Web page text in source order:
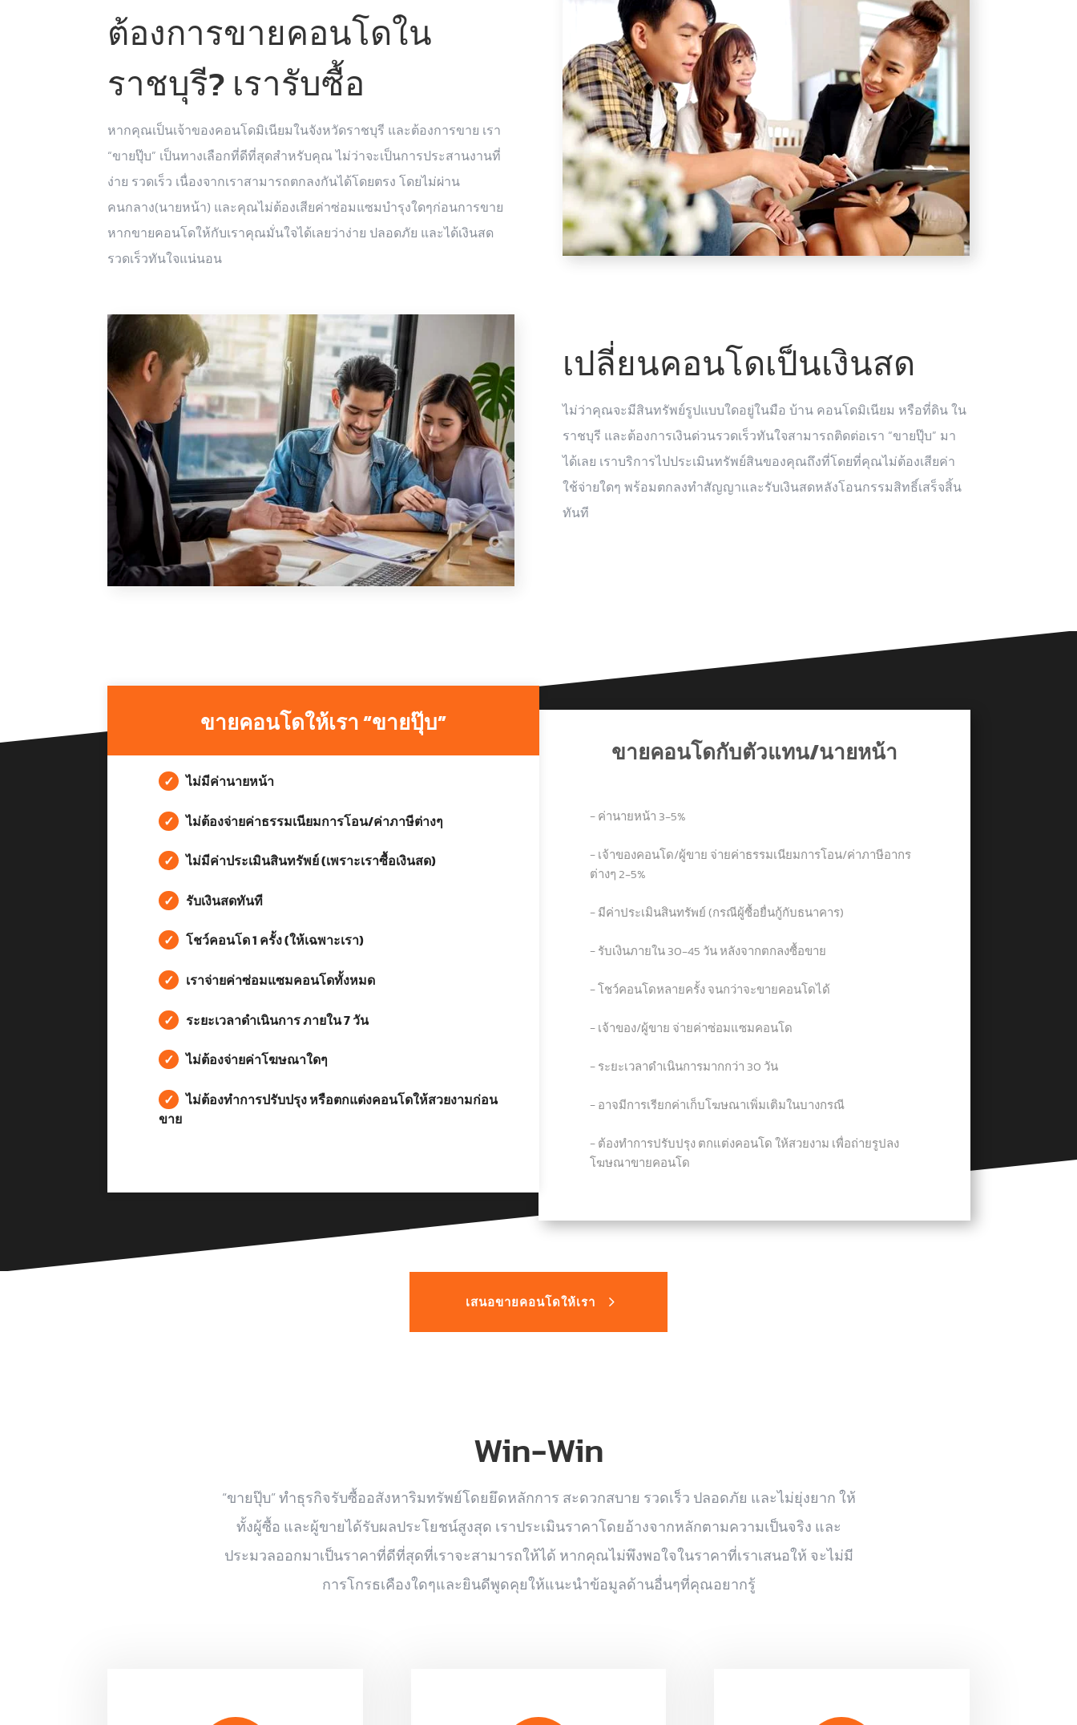
ต้องการขายคอนโดใน
ราชบุรี? เรารับซื้อ
หากคุณเป็นเจ้าของคอนโดมิเนียมในจังหวัดราชบุรี และต้องการขาย เรา
“ขายปุ๊บ” เป็นทางเลือกที่ดีที่สุดสำหรับคุณ ไม่ว่าจะเป็นการประสานงานที่
ง่าย รวดเร็ว เนื่องจากเราสามารถตกลงกันได้โดยตรง โดยไม่ผ่าน
คนกลาง(นายหน้า) และคุณไม่ต้องเสียค่าซ่อมแซมบำรุงใดๆก่อนการขาย
หากขายคอนโดให้กับเราคุณมั่นใจได้เลยว่าง่าย ปลอดภัย และได้เงินสด
รวดเร็วทันใจแน่นอน
เปลี่ยนคอนโดเป็นเงินสด
ไม่ว่าคุณจะมีสินทรัพย์รูปแบบใดอยู่ในมือ บ้าน คอนโดมิเนียม หรือที่ดิน ใน
ราชบุรี และต้องการเงินด่วนรวดเร็วทันใจสามารถติดต่อเรา “ขายปุ๊บ” มา
ได้เลย เราบริการไปประเมินทรัพย์สินของคุณถึงที่โดยที่คุณไม่ต้องเสียค่า
ใช้จ่ายใดๆ พร้อมตกลงทำสัญญาและรับเงินสดหลังโอนกรรมสิทธิ์เสร็จสิ้น
ทันที
ขายคอนโดให้เรา “ขายปุ๊บ”
✓ ไม่มีค่านายหน้า
✓ ไม่ต้องจ่ายค่าธรรมเนียมการโอน/ค่าภาษีต่างๆ
✓ ไม่มีค่าประเมินสินทรัพย์ (เพราะเราซื้อเงินสด)
✓ รับเงินสดทันที
✓ โชว์คอนโด 1 ครั้ง (ให้เฉพาะเรา)
✓ เราจ่ายค่าซ่อมแซมคอนโดทั้งหมด
✓ ระยะเวลาดำเนินการ ภายใน 7 วัน
✓ ไม่ต้องจ่ายค่าโฆษณาใดๆ
✓
ไม่ต้องทำการปรับปรุง หรือตกแต่งคอนโดให้สวยงามก่อน
ขาย
ขายคอนโดกับตัวแทน/นายหน้า
− ค่านายหน้า 3-5%
− เจ้าของคอนโด/ผู้ขาย จ่ายค่าธรรมเนียมการโอน/ค่าภาษีอากร
ต่างๆ 2-5%
− มีค่าประเมินสินทรัพย์ (กรณีผู้ซื้อยื่นกู้กับธนาคาร)
− รับเงินภายใน 30-45 วัน หลังจากตกลงซื้อขาย
− โชว์คอนโดหลายครั้ง จนกว่าจะขายคอนโดได้
− เจ้าของ/ผู้ขาย จ่ายค่าซ่อมแซมคอนโด
− ระยะเวลาดำเนินการมากกว่า 30 วัน
− อาจมีการเรียกค่าเก็บโฆษณาเพิ่มเติมในบางกรณี
− ต้องทำการปรับปรุง ตกแต่งคอนโด ให้สวยงาม เพื่อถ่ายรูปลง
โฆษณาขายคอนโด
เสนอขายคอนโดให้เรา
Win-Win
“ขายปุ๊บ” ทำธุรกิจรับซื้ออสังหาริมทรัพย์โดยยึดหลักการ สะดวกสบาย รวดเร็ว ปลอดภัย และไม่ยุ่งยาก ให้
ทั้งผู้ซื้อ และผู้ขายได้รับผลประโยชน์สูงสุด เราประเมินราคาโดยอ้างจากหลักตามความเป็นจริง และ
ประมวลออกมาเป็นราคาที่ดีที่สุดที่เราจะสามารถให้ได้ หากคุณไม่พึงพอใจในราคาที่เราเสนอให้ จะไม่มี
การโกรธเคืองใดๆและยินดีพูดคุยให้แนะนำข้อมูลด้านอื่นๆที่คุณอยากรู้